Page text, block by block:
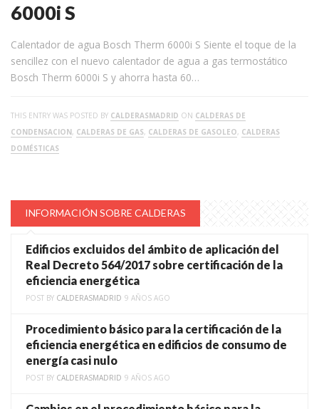
6000i S
Calentador de agua Bosch Therm 6000i S Siente el toque de la
sencillez con el nuevo calentador de agua a gas termostático
Bosch Therm 6000i S y ahorra hasta 60…
THIS ENTRY WAS POSTED BY CALDERASMADRID ON CALDERAS DE
CONDENSACION, CALDERAS DE GAS, CALDERAS DE GASOLEO, CALDERAS
DOMÉSTICAS
INFORMACIÓN SOBRE CALDERAS
Edificios excluidos del ámbito de aplicación del
Real Decreto 564/2017 sobre certificación de la
eficiencia energética
POST BY CALDERASMADRID 9 AÑOS AGO
Procedimiento básico para la certificación de la
eficiencia energética en edificios de consumo de
energía casi nulo
POST BY CALDERASMADRID 9 AÑOS AGO